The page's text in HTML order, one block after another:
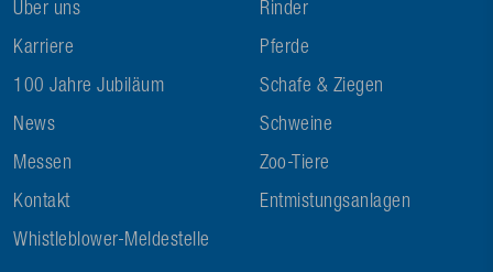
Über uns
Karriere
100 Jahre Jubiläum
News
Messen
Kontakt
Whistleblower-Meldestelle
Rinder
Pferde
Schafe & Ziegen
Schweine
Zoo-Tiere
Entmistungsanlagen